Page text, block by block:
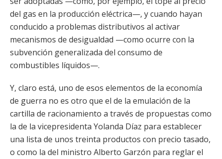
del gas en la producción eléctrica—, y cuando hayan
conducido a problemas distributivos al activar
mecanismos de desigualdad —como ocurre con la
subvención generalizada del consumo de
combustibles líquidos—.
Y, claro está, uno de esos elementos de la economía
de guerra no es otro que el de la emulación de la
cartilla de racionamiento a través de propuestas como
la de la vicepresidenta Yolanda Díaz para establecer
una lista de unos treinta productos con precio tasado,
o como la del ministro Alberto Garzón para reglar el